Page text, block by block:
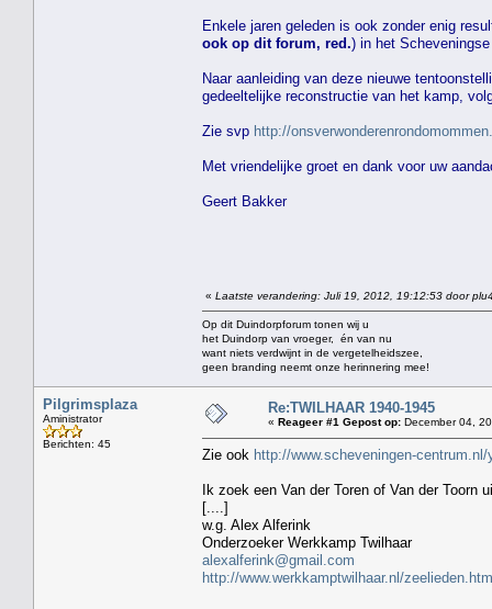
Enkele jaren geleden is ook zonder enig
ook op dit forum, red.) in het
Naar aanleiding van deze nieuwe
gedeeltelijke reconstructie van het kamp,
Zie svp http://
Met vriendelijke groet en dank voor uw
Geert Bakker
« Laatste verandering: Juli 19, 2012, 19:12:53 door
Op dit Duindorpforum tonen wij u
het Duindorp van vroeger, én van nu
want niets verdwijnt in de vergetelheidszee,
geen branding neemt onze herinnering mee!
Pilgrimsplaza
Aministrator
Berichten: 45
Re:TWILHAAR 1940-1945
« Reageer #1 Gepost op: December 04,
Zie ook http://www.scheveningen-
Ik zoek een Van der Toren of Van der Toorn
[....]
w.g. Alex Alferink
Onderzoeker Werkkamp Twilhaar
alexalferink@gmail.com
http://www.werkkamptwilhaar.nl/